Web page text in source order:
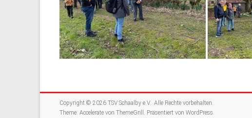
Copyright © 2026 TSV Schaalby e.V.. Alle Rechte vorbehalten.
Theme: Accelerate von ThemeGrill. Präsentiert von WordPress.